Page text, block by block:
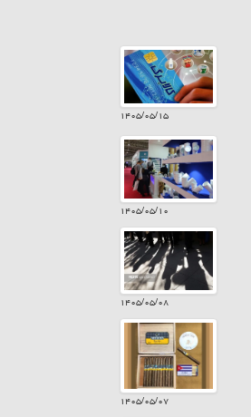
۱۴۰۵/۰۵/۱۵
۱۴۰۵/۰۵/۱۰
۱۴۰۵/۰۵/۰۸
۱۴۰۵/۰۵/۰۷